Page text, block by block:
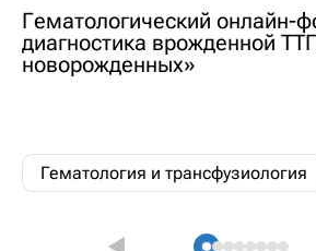
Гематологический онлайн-
диагностика врожденной
новорожденных»
Гематология и трансфузиология